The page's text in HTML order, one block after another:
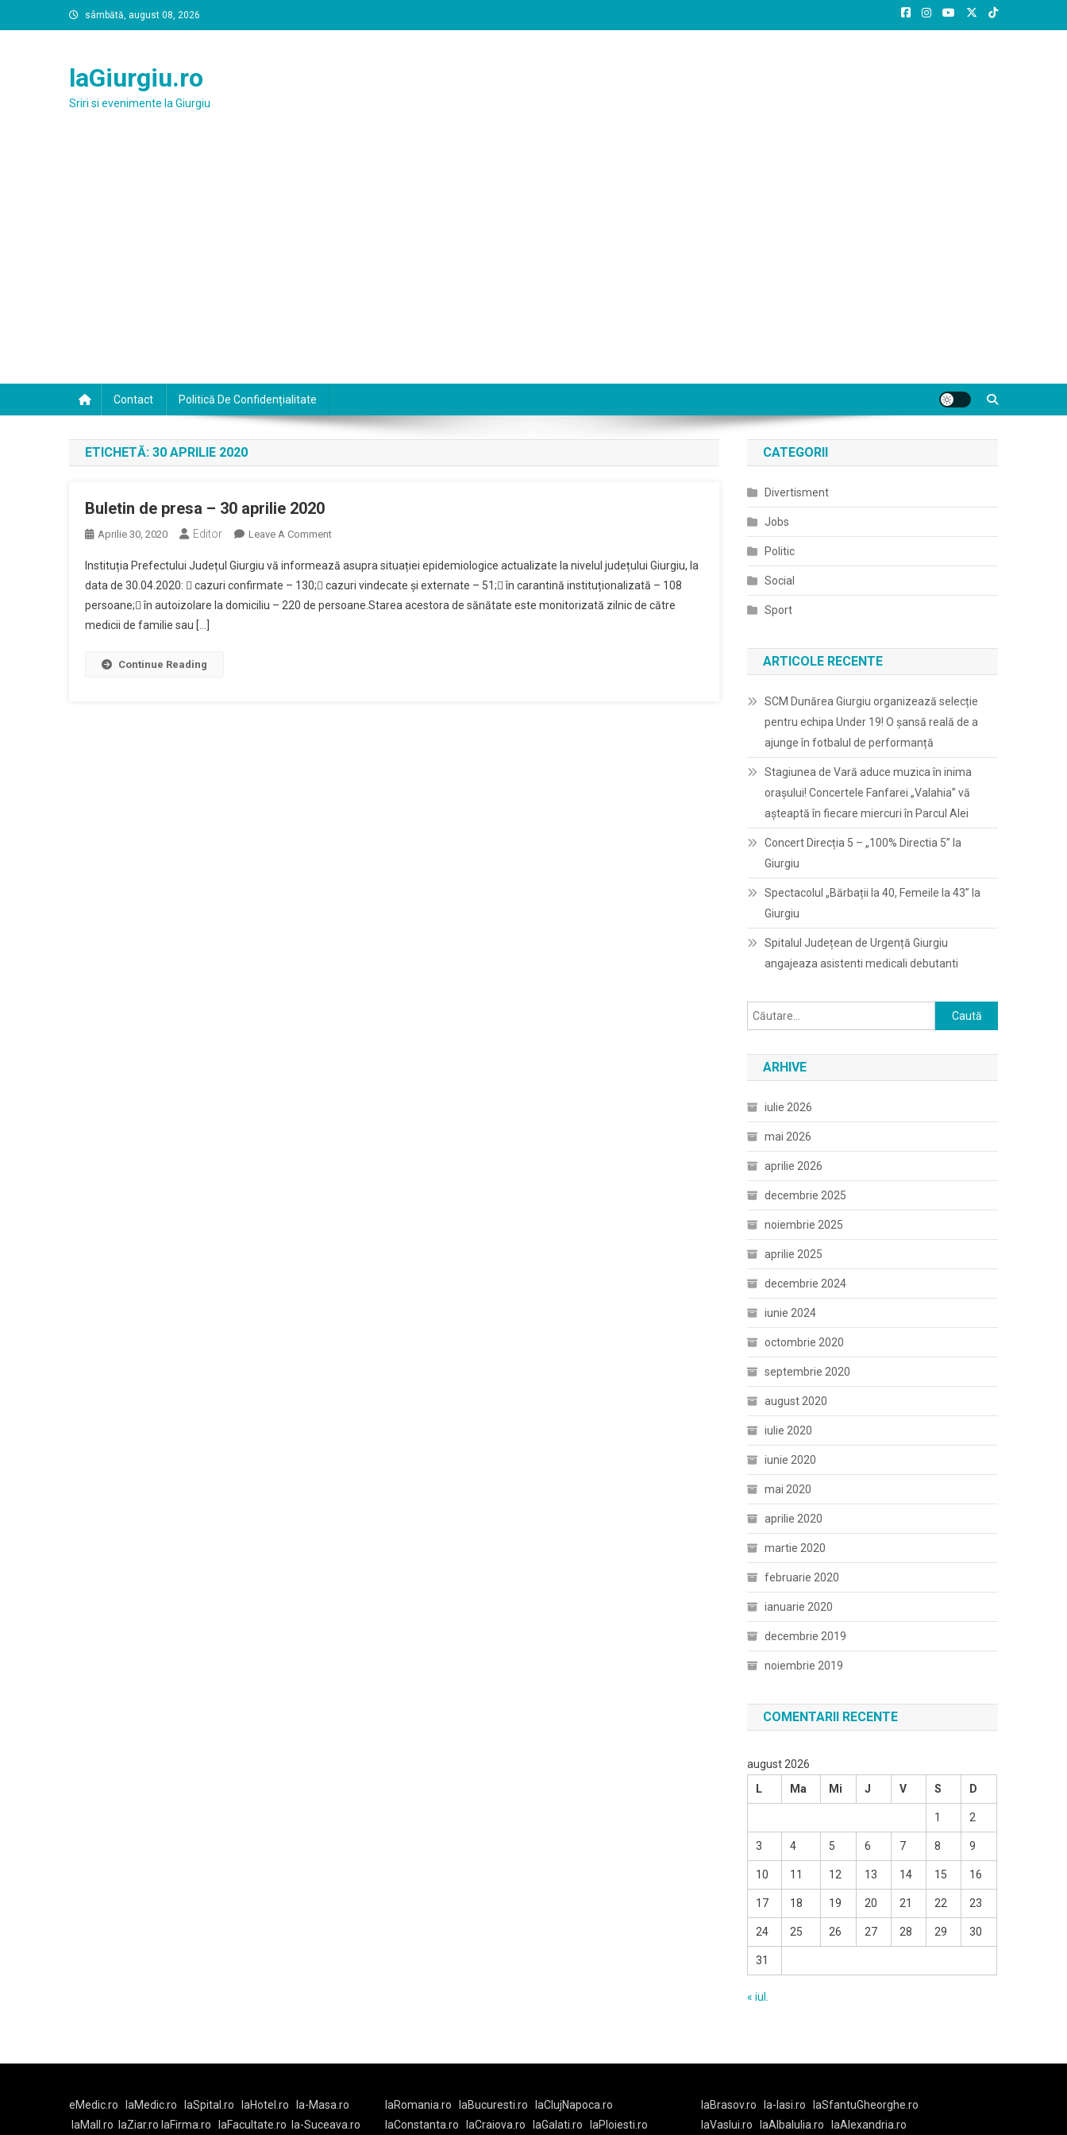
to
sâmbătă, august 08, 2026
laGiurgiu.ro
Sriri si evenimente la Giurgiu
Contact Politică De Confidențialitate
ETICHETĂ: 30 APRILIE 2020
Buletin de presa – 30 aprilie 2020
Aprilie 30, 2020 Editor Leave A CommentOn
De
Presa
–
Instituția Prefectului Județul Giurgiu vă informează asupra situației epidemiologice actualizate la nivelul județului Giurgiu, la
data de 30.04.2020:  cazuri confirmate – 130; cazuri vindecate și externate – 51; în carantină instituționalizată – 108
persoane; în autoizolare la domiciliu – 220 de persoane.Starea acestora de sănătate este monitorizată zilnic de către
medicii de familie sau […]
Continue Reading
CATEGORII
Divertisment
Jobs
Politic
Social
Sport
ARTICOLE RECENTE
SCM Dunărea Giurgiu organizează selecție
pentru echipa Under 19! O șansă reală de a
ajunge în fotbalul de performanță
Stagiunea de Vară aduce muzica în inima
orașului! Concertele Fanfarei „Valahia” vă
așteaptă în fiecare miercuri în Parcul Alei
Concert Direcția 5 – „100% Directia 5” la
Giurgiu
Spectacolul „Bărbații la 40, Femeile la 43” la
Giurgiu
Spitalul Județean de Urgență Giurgiu
angajeaza asistenti medicali debutanti
Caută
după:
ARHIVE
iulie 2026
mai 2026
aprilie 2026
decembrie 2025
noiembrie 2025
aprilie 2025
decembrie 2024
iunie 2024
octombrie 2020
septembrie 2020
august 2020
iulie 2020
iunie 2020
mai 2020
aprilie 2020
martie 2020
februarie 2020
ianuarie 2020
decembrie 2019
noiembrie 2019
COMENTARII RECENTE
august 2026
L
Ma Mi J V S D
1 2
3 4 5 6 7 8 9
10 11 12 13 14 15 16
17 18 19 20 21 22 23
24 25 26 27 28 29 30
31
« iul.
eMedic.ro laMedic.ro laSpital.ro laHotel.ro
la-Masa.ro
laMall.ro
laZiar.ro laFirma.ro laFacultate.ro la-Suceava.ro
laRomania.ro laBucuresti.ro
laClujNapoca.ro
laConstanta.ro
laCraiova.ro laGalati.ro laPloiesti.ro
laBrasov.ro la-Iasi.ro
laSfantuGheorghe.ro
laVaslui.ro
laAlbaIulia.ro laAlexandria.ro